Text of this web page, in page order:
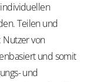
Teilen und
Nutzer von
und somit
und